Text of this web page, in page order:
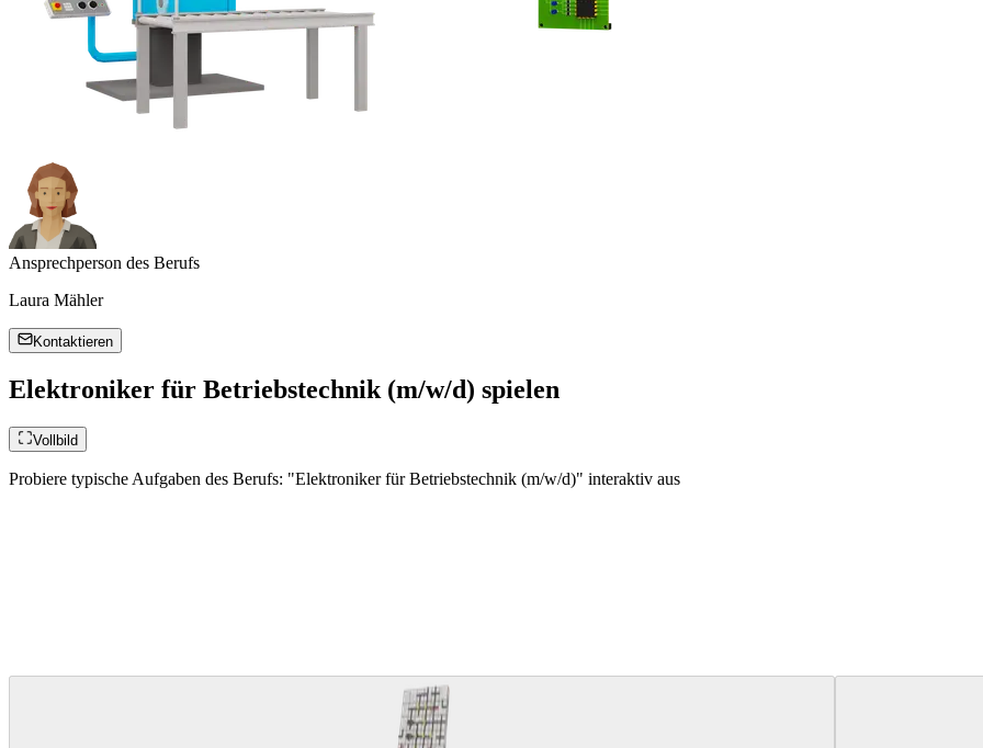
Ansprechperson des Berufs
Laura Mähler
Kontaktieren
Elektroniker für Betriebstechnik (m/w/d) spielen
Vollbild
Probiere typische Aufgaben des Berufs: "Elektroniker für Betriebstechnik (m/w/d)" interaktiv aus